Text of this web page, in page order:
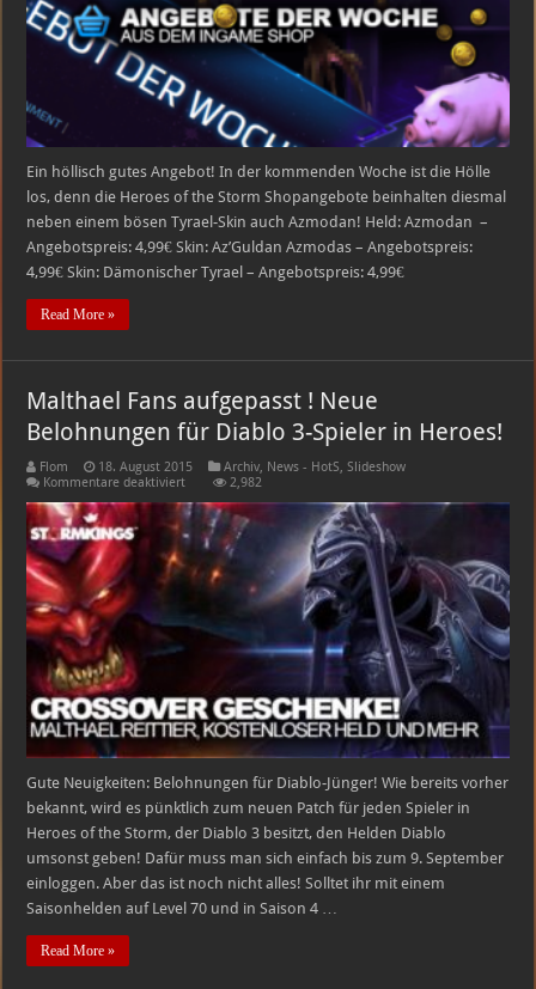
Ein höllisch gutes Angebot! In der kommenden Woche ist die Hölle
los, denn die Heroes of the Storm Shopangebote beinhalten diesmal
neben einem bösen Tyrael-Skin auch Azmodan! Held: Azmodan –
Angebotspreis: 4,99€ Skin: Az’Guldan Azmodas – Angebotspreis:
4,99€ Skin: Dämonischer Tyrael – Angebotspreis: 4,99€
Read More »
Malthael Fans aufgepasst ! Neue
Belohnungen für Diablo 3-Spieler in Heroes!
Flom 18. August 2015 Archiv, News - HotS,Slideshow
Kommentare deaktiviertfür
Fans
aufgepasst
!
Belohnungen
Spieler
2,982
Gute Neuigkeiten: Belohnungen für Diablo-Jünger! Wie bereits vorher
bekannt, wird es pünktlich zum neuen Patch für jeden Spieler in
Heroes of the Storm, der Diablo 3 besitzt, den Helden Diablo
umsonst geben! Dafür muss man sich einfach bis zum 9. September
einloggen. Aber das ist noch nicht alles! Solltet ihr mit einem
Saisonhelden auf Level 70 und in Saison 4 …
Read More »